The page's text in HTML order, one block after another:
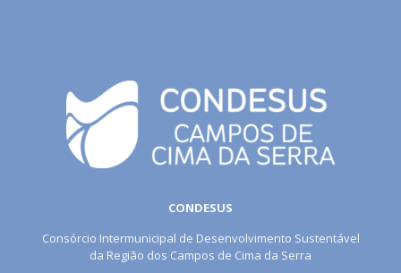
CONDESUS
Consórcio Intermunicipal de Desenvolvimento Sustentável
da Região dos Campos de Cima da Serra